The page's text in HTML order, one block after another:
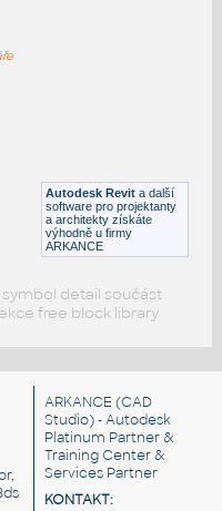
Autodesk Revit a další
software pro projektanty
a architekty získáte
výhodně u firmy
ARKANCE
detail součást
free block library
ARKANCE (CAD
Studio) - Autodesk
Platinum Partner &
Training Center &
Services Partner
KONTAKT: